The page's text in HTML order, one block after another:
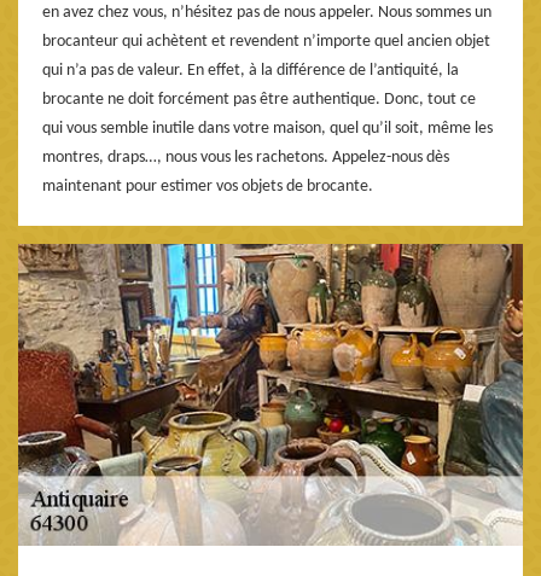
en avez chez vous, n’hésitez pas de nous appeler. Nous sommes un
brocanteur qui achètent et revendent n’importe quel ancien objet
qui n’a pas de valeur. En effet, à la différence de l’antiquité, la
brocante ne doit forcément pas être authentique. Donc, tout ce
qui vous semble inutile dans votre maison, quel qu’il soit, même les
montres, draps…, nous vous les rachetons. Appelez-nous dès
maintenant pour estimer vos objets de brocante.